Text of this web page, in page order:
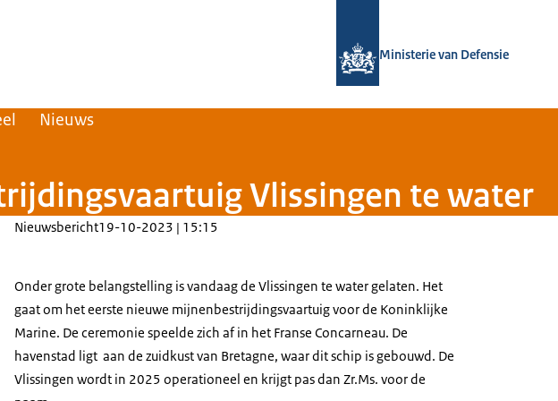
Ministerie van Defensie
Nieuws
Vlissingen te water
Nieuwsbericht19-10-2023 | 15:15
Onder grote belangstelling is vandaag de Vlissingen te water gelaten. Het
gaat om het eerste nieuwe mijnenbestrijdingsvaartuig voor de Koninklijke
Marine. De ceremonie speelde zich af in het Franse Concarneau. De
havenstad ligt aan de zuidkust van Bretagne, waar dit schip is gebouwd. De
Vlissingen wordt in 2025 operationeel en krijgt pas dan Zr.Ms. voor de